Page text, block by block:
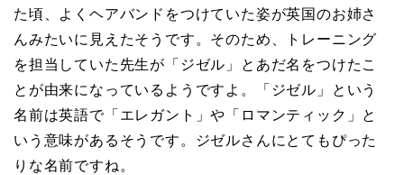
た頃、よくヘアバンドをつけていた姿が英国のお姉さ
んみたいに見えたそうです。そのため、トレーニング
を担当していた先生が「ジゼル」とあだ名をつけたこ
とが由来になっているようですよ。「ジゼル」という
名前は英語で「エレガント」や「ロマンティック」と
いう意味があるそうです。ジゼルさんにとてもぴった
りな名前ですね。